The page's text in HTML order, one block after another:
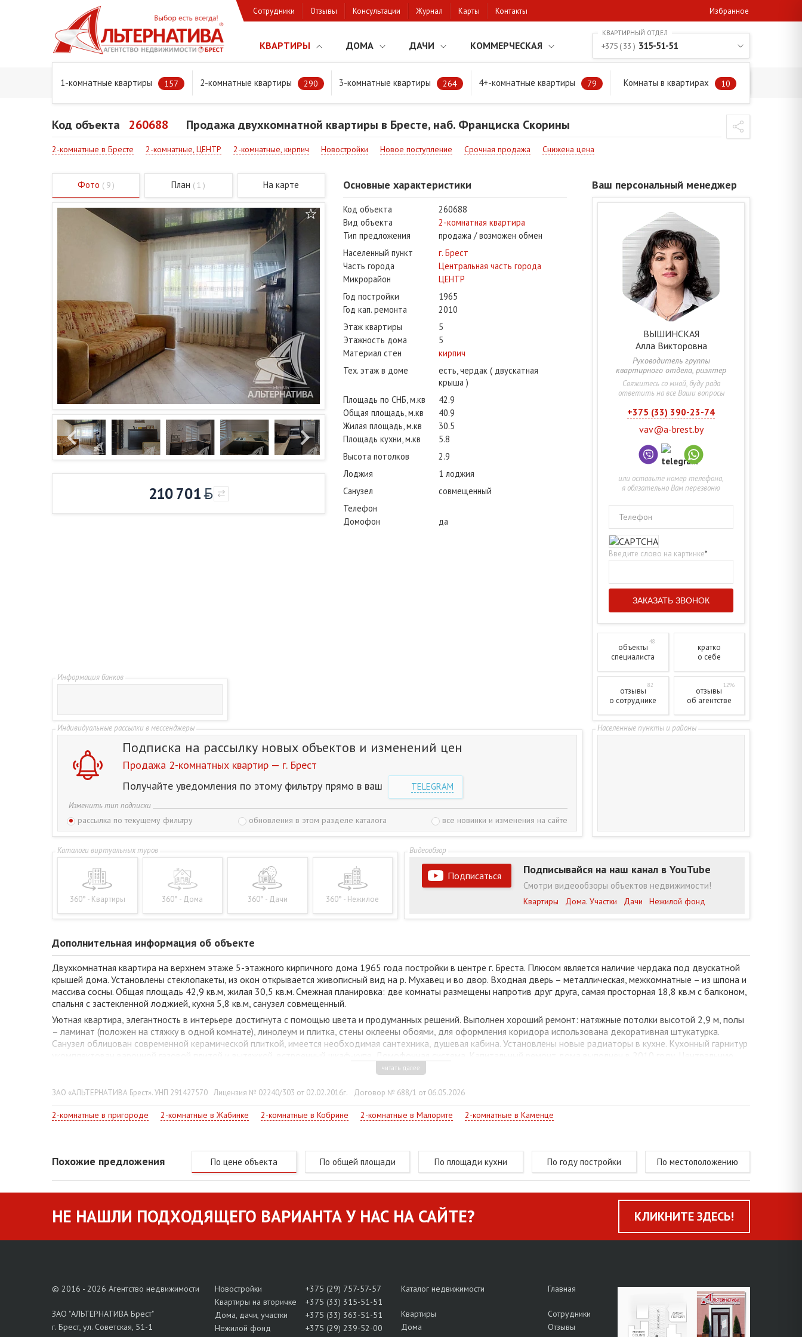
Сотрудники Отзывы Консультации Журнал Карты Контакты Избранное
КВАРТИРЫ ДОМА ДАЧИ КОММЕРЧЕСКАЯ
1-комнатные квартиры 157 2-комнатные квартиры 290 3-комнатные квартиры 264 4+-комнатные квартиры 79 Комнаты в квартирах 10
+375 ( 33 ) 315-51-51
Главная Предложения Квартиры Продажа двухкомнатной квартиры в Бресте, наб. Франциска Скорины
Код объекта 260688 Продажа двухкомнатной квартиры в Бресте, наб. Франциска Скорины
2-комнатные в Бресте 2-комнатные, ЦЕНТР 2-комнатные, кирпич Новостройки Новое поступление Срочная продажа Снижена цена
Фото ( 9 ) План ( 1 ) На карте
210 701
Основные характеристики
Код объекта
260688
Вид объекта
2-комнатная квартира
Тип предложения
продажа / возможен обмен
Населенный пункт
г. Брест
Часть города
Центральная часть города
Микрорайон
ЦЕНТР
Год постройки
1965
Год кап. ремонта
2010
Этаж квартиры
5
Этажность дома
5
Материал стен
кирпич
Тех. этаж в доме
есть, чердак ( двускатная
крыша )
Площадь по СНБ, м.кв
42.9
Общая площадь, м.кв
40.9
Жилая площадь, м.кв
30.5
Площадь кухни, м.кв
5.8
Высота потолков
2.9
Лоджия
1 лоджия
Санузел
совмещенный
Телефон
Домофон
да
Ваш персональный менеджер
ВЫШИНСКАЯ
Алла Викторовна
Руководитель группы
квартирного отдела, риэлтер
Свяжитесь со мной, буду рада
ответить на все Ваши вопросы
+375 (33) 390-23-74
vav@a-brest.by
или оставьте номер телефона,
я обязательно Вам перезвоню
Телефон
Введите слово на картинке*
объекты
48
специалиста
кратко
о себе
отзывы
82
о сотруднике
отзывы
1296
об агентстве
Подписка на рассылку новых объектов и изменений цен
Продажа 2-комнатных квартир — г. Брест
Получайте уведомления по этому фильтру прямо в ваш
TELEGRAM
Изменить тип подписки
рассылка по текущему фильтру обновления в этом разделе каталога все новинки и изменения на сайте
360° - Квартиры 360° - Дома 360° - Дачи 360° - Нежилое
Подписаться Подписывайся на наш канал в YouTube
Смотри видеообзоры объектов недвижимости!
Квартиры Дома. Участки Дачи Нежилой фонд
Дополнительная информация об объекте
Двухкомнатная квартира на верхнем этаже 5-этажного кирпичного дома 1965 года постройки в центре г. Бреста. Плюсом является наличие чердака под двускатной
крышей дома. Установлены стеклопакеты, из окон открывается живописный вид на р. Мухавец и во двор. Входная дверь – металлическая, межкомнатные – из шпона и
массива сосны. Общая площадь 42,9 кв.м, жилая 30,5 кв.м. Смежная планировка: две комнаты размещены напротив друг друга, самая просторная 18,8 кв.м с балконом,
спальня с застекленной лоджией, кухня 5,8 кв.м, санузел совмещенный.
Уютная квартира, элегантность в интерьере достигнута с помощью цвета и продуманных решений. Выполнен хороший ремонт: натяжные потолки высотой 2,9 м, полы
– ламинат (положен на стяжку в одной комнате), линолеум и плитка, стены оклеены обоями, для оформления коридора использована декоративная штукатурка.
Санузел облицован современной керамической плиткой, имеется необходимая сантехника, душевая кабина. Установлены новые радиаторы в кухне. Кухонный гарнитур
часть города отличает высокое качество представляемых услуг, полноценный сервис сочетается с богатым озеленением и многообразием архитектурных форм. В
драмы, фитнес-центры, салоны и уличные кафе.
Рассматриваются любые варианты, в том числе обмен. Спешите узнать все об объекте, - звоните!
читать далее
ЗАО «АЛЬТЕРНАТИВА Брест». УНП 291427570 Лицензия № 02240/303 от 02.02.2016г. Договор № 688/1 от 06.05.2026
2-комнатные в пригороде 2-комнатные в Жабинке 2-комнатные в Кобрине 2-комнатные в Малорите 2-комнатные в Каменце
Похожие предложения По цене объекта По общей площади По площади кухни По году постройки По местоположению
НЕ НАШЛИ ПОДХОДЯЩЕГО ВАРИАНТА У НАС НА САЙТЕ? КЛИКНИТЕ ЗДЕСЬ!
© 2016 - 2026 Агентство недвижимости
ЗАО "АЛЬТЕРНАТИВА Брест"
г. Брест, ул. Советская, 51-1
Новостройки
+375 (29) 757-57-57
Квартиры на вторичке
+375 (33) 315-51-51
Дома, дачи, участки
+375 (33) 363-51-51
Нежилой фонд
+375 (29) 239-52-00
Каталог недвижимости
Квартиры
Дома
Главная
Сотрудники
Отзывы